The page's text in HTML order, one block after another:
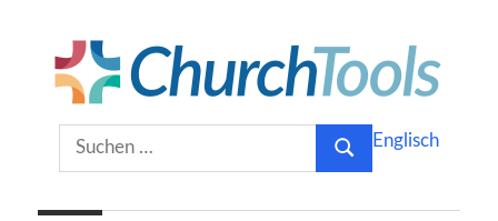
Inhalt
springen
ChurchTools
Blog
KircheSuchen
nach:
Suchen
Englisch